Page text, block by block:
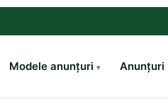
Modele anunțuri Anunțuri